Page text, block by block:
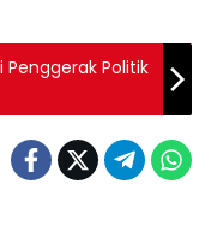
Penggerak Politik